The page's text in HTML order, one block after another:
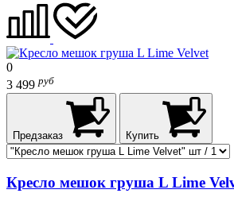
0
3 499 руб
Предзаказ Купить
Кресло мешок груша L Lime